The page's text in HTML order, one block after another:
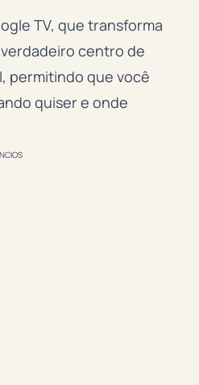
TV, que transforma
centro de
permitindo que você
quiser e onde